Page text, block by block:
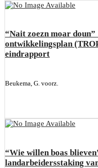
“Nait zoezn moar
ontwikkelingsplan
eindrapport
Beukema, G. voorz.
“Wie willen boas
landarbeidersstaking